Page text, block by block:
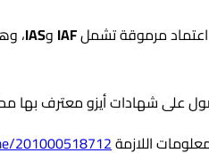
مرموقة تشملIAF وIAS،
على شهادات أيزو معترف بها
اللازمة201000518712